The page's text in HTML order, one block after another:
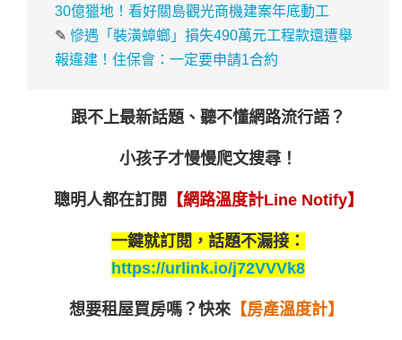
30億獵地！看好關島觀光商機建案年底動工
✎慘遇「裝潢蟑螂」損失490萬元工程款還遭舉
報違建！住保會：一定要申請1合約
跟不上最新話題、聽不懂網路流行語？
小孩子才慢慢爬文搜尋！
聰明人都在訂閱 【網路溫度計Line Notify】
一鍵就訂閱，話題不漏接：
https://urlink.io/j72VVVk8
想要租屋買房嗎？ 快來【房產溫度計】